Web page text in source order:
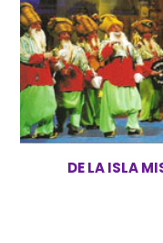
DE LA ISLA